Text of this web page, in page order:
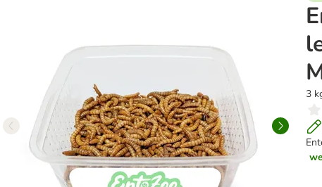
3